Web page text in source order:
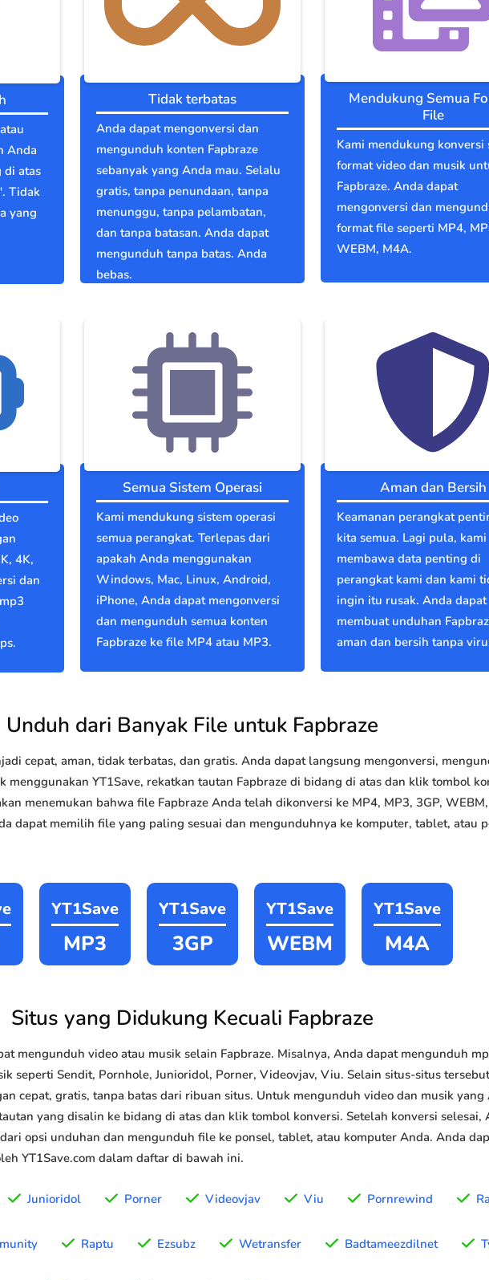
Anda
di atas
Tidak
yang
Tidak terbatas
Anda dapat mengonversi dan
mengunduh konten Fapbraze
sebanyak yang Anda mau. Selalu
gratis, tanpa penundaan, tanpa
menunggu, tanpa pelambatan,
dan tanpa batasan. Anda dapat
mengunduh tanpa batas. Anda
bebas.
Mendukung Semua
File
Kami mendukung konversi
format video dan musik
Fapbraze. Anda dapat
mengonversi dan
format file seperti MP4,
WEBM, M4A.
4K,
dan
Semua Sistem Operasi
Kami mendukung sistem operasi
semua perangkat. Terlepas dari
apakah Anda menggunakan
Windows, Mac, Linux, Android,
iPhone, Anda dapat mengonversi
dan mengunduh semua konten
Fapbraze ke file MP4 atau MP3.
Aman dan Bersih
Keamanan perangkat
kita semua. Lagi pula, kami
membawa data penting di
perangkat kami dan kami
ingin itu rusak. Anda dapat
membuat unduhan
aman dan bersih tanpa
Unduh dari Banyak File untuk Fapbraze
cepat, aman, tidak terbatas, dan gratis. Anda dapat langsung mengonversi,
menggunakan YT1Save, rekatkan tautan Fapbraze di bidang di atas dan klik tombol
menemukan bahwa file Fapbraze Anda telah dikonversi ke MP4, MP3, 3GP,
dapat memilih file yang paling sesuai dan mengunduhnya ke komputer, tablet, atau
YT1Save
MP3
YT1Save
3GP
YT1Save
WEBM
YT1Save
M4A
Situs yang Didukung Kecuali Fapbraze
mengunduh video atau musik selain Fapbraze. Misalnya, Anda dapat mengunduh
seperti Sendit, Pornhole, Junioridol, Porner, Videovjav, Viu. Selain situs-situs
cepat, gratis, tanpa batas dari ribuan situs. Untuk mengunduh video dan musik yang
yang disalin ke bidang di atas dan klik tombol konversi. Setelah konversi selesai,
opsi unduhan dan mengunduh file ke ponsel, tablet, atau komputer Anda. Anda
YT1Save.com dalam daftar di bawah ini.
Junioridol Porner Videovjav Viu Pornrewind
Raptu Ezsubz Wetransfer Badtameezdilnet